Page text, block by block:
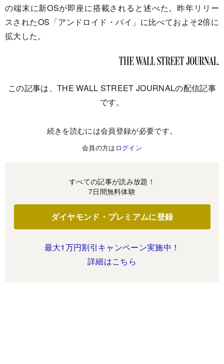
の端末に新OSが即座に搭載されると述べた。昨年リリー
スされたOS「アンドロイド・パイ」に比べておよそ2倍に
拡大した。
この記事は、THE WALL STREET JOURNALの配信記事
です。
続きを読むには会員登録が必要です。
会員の方は ログイン
すべての記事が読み放題！
7日間無料体験
ダイヤモンド・プレミアムに登録
最大1万円割引キャンペーン実施中！
詳細はこちら